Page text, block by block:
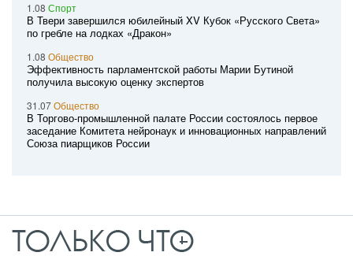
1.08 Спорт
В Твери завершился юбилейный XV Кубок «Русского Света»
по гребле на лодках «Дракон»
1.08 Общество
Эффективность парламентской работы Марии Бутиной
получила высокую оценку экспертов
31.07Общество
В Торгово-промышленной палате России состоялось первое
заседание Комитета нейронаук и инновационных направлений
Союза пиарщиков России